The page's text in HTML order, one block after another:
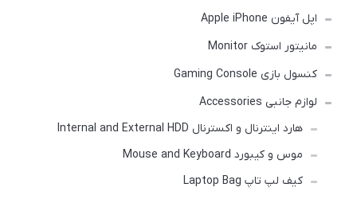
اپل آیفون Apple iPhone
مانیتور استوک Monitor
کنسول بازی Gaming Console
لوازم جانبی Accessories
هارد اینترنال و اکسترنال Internal and External HDD
موس و کیبورد Mouse and Keyboard
کیف لپ تاپ Laptop Bag